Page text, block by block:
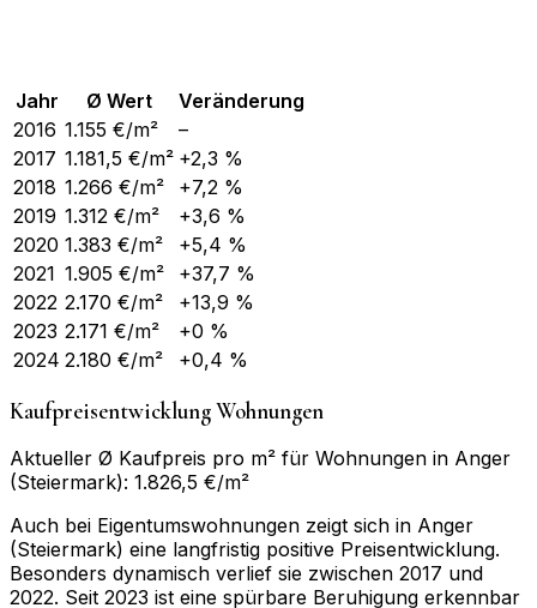
Jahr Ø Wert
Veränderung
2016 1.155 €/m²
–
2017 1.181,5 €/m² +2,3 %
2018 1.266 €/m²
+7,2 %
2019 1.312 €/m²
+3,6 %
2020 1.383 €/m²
+5,4 %
2021 1.905 €/m²
+37,7 %
2022 2.170 €/m²
+13,9 %
2023 2.171 €/m²
+0 %
2024 2.180 €/m² +0,4 %
Kaufpreisentwicklung Wohnungen
Aktueller Ø Kaufpreis pro m² für Wohnungen in Anger
(Steiermark): 1.826,5 €/m²
Auch bei Eigentumswohnungen zeigt sich in Anger
(Steiermark) eine langfristig positive Preisentwicklung.
Besonders dynamisch verlief sie zwischen 2017 und
2022. Seit 2023 ist eine spürbare Beruhigung erkennbar